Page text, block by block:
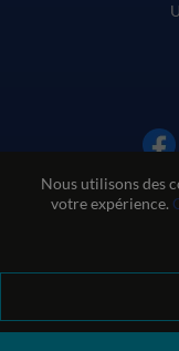
Nous utilisons des
votre expérience.
Politique de